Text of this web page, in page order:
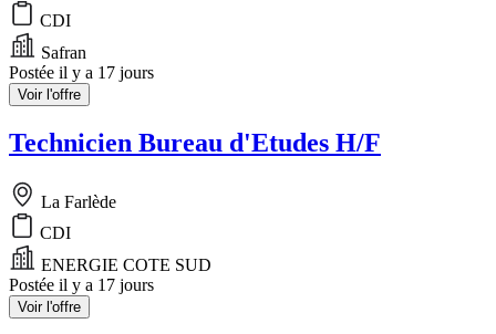
CDI
Safran
Postée il y a 17 jours
Voir l'offre
Technicien Bureau d'Etudes H/F
La Farlède
CDI
ENERGIE COTE SUD
Postée il y a 17 jours
Voir l'offre